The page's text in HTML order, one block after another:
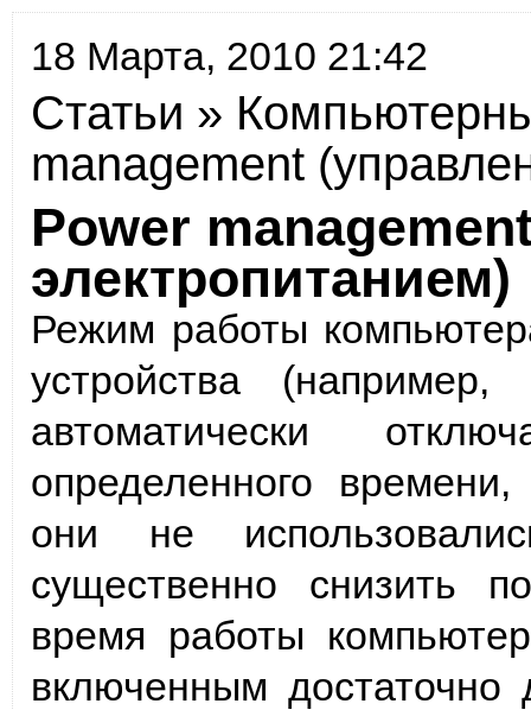
18 Марта, 2010 21:42
Статьи »
management
Power
электропитанием)
Режим работы
устройства
автоматически
определенного
они не
существенно снизить
время работы
включенным